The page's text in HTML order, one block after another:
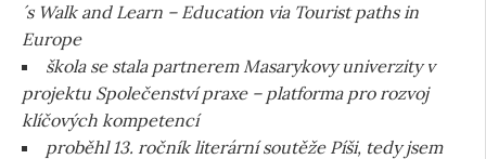
´s Walk and Learn – Education via Tourist paths in
Europe
škola se stala partnerem Masarykovy univerzity v
projektu Společenství praxe – platforma pro rozvoj
klíčových kompetencí
proběhl 13. ročník literární soutěže Píši, tedy jsem